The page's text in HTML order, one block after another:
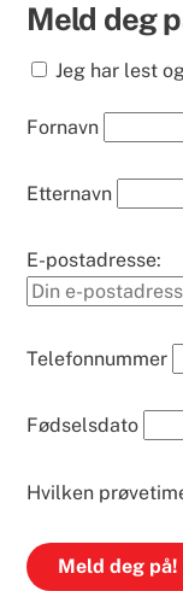
Meld deg
Jeg har lest
Fornavn
Etternavn
E-postadresse:
Telefonnummer
Fødselsdato
Hvilken